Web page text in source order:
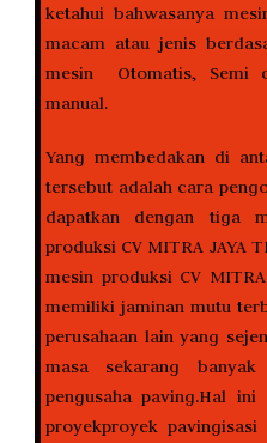
ketahui bahwasanya
macam atau jenis
mesin Otomatis, Semi
manual.
Yang membedakan di
tersebut adalah cara
dapatkan dengan tiga
produksi CV MITRA JAYA
mesin produksi CV
memiliki jaminan mutu
perusahaan lain yang
masa sekarang
pengusaha paving.Hal
proyekproyek